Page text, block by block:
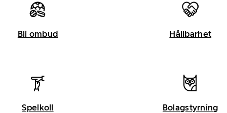
Bli ombud Hållbarhet
Spelkoll Bolagstyrning